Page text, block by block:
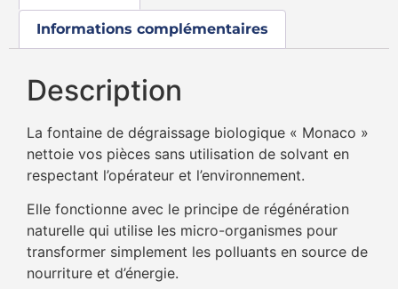
Informations complémentaires
Description
La fontaine de dégraissage biologique « Monaco »
nettoie vos pièces sans utilisation de solvant en
respectant l’opérateur et l’environnement.
Elle fonctionne avec le principe de régénération
naturelle qui utilise les micro-organismes pour
transformer simplement les polluants en source de
nourriture et d’énergie.